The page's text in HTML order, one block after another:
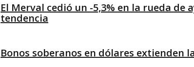
El Merval cedió un -5,3% en la rueda
tendencia
Bonos soberanos en dólares extienden